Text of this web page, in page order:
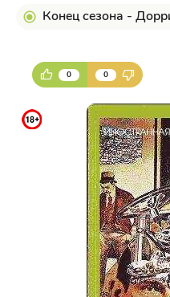
Конец сезона -
0 0